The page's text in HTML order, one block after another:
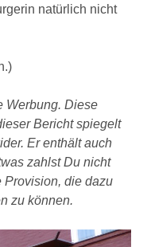
natürlich nicht
Werbung. Diese
Bericht spiegelt
Er enthält auch
zahlst Du nicht
Provision, die dazu
zu können.